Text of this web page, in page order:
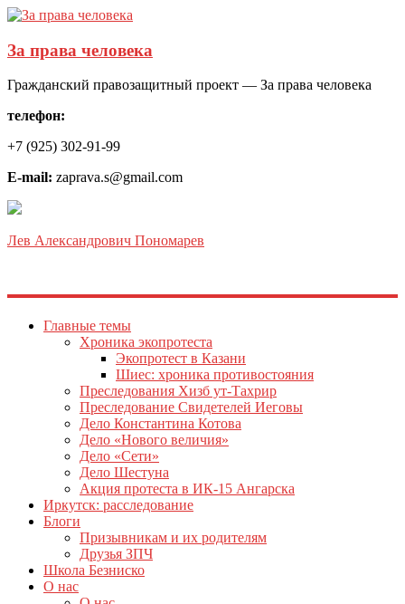
За права человека
Гражданский правозащитный проект — За права человека
телефон:
+7 (925) 302-91-99
E-mail: zaprava.s@gmail.com
Лев Александрович Пономарев
Главные темы
Хроника экопротеста
Экопротест в Казани
Шиес: хроника противостояния
Преследования Хизб ут-Тахрир
Преследование Свидетелей Иеговы
Дело Константина Котова
Дело «Нового величия»
Дело «Сети»
Дело Шестуна
Акция протеста в ИК-15 Ангарска
Иркутск: расследование
Блоги
Призывникам и их родителям
Друзья ЗПЧ
Школа Безниско
О нас